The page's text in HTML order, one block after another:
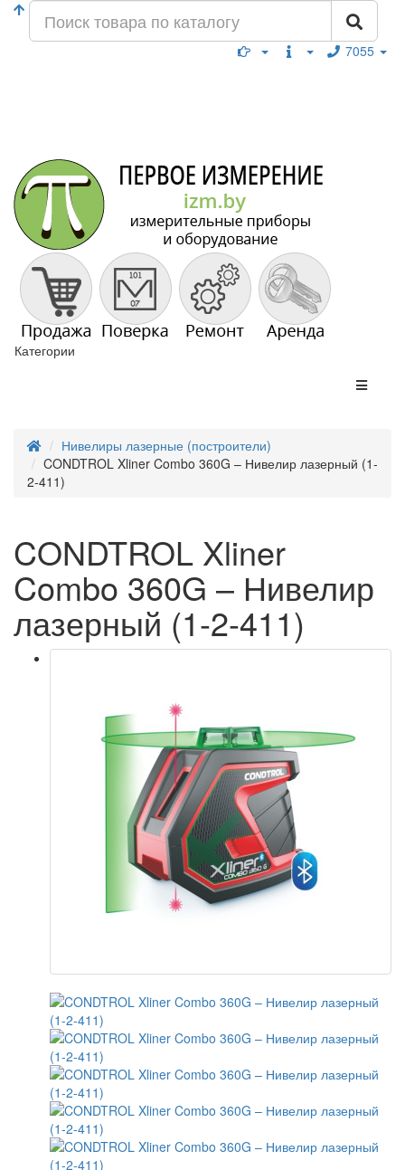
7055
Категории
Нивелиры лазерные (построители)
CONDTROL Xliner Combo 360G – Нивелир лазерный (1-
2-411)
CONDTROL Xliner
Combo 360G – Нивелир
лазерный (1-2-411)